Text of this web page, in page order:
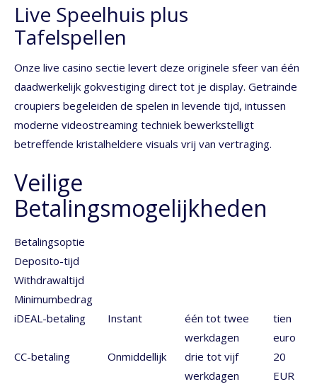
Live Speelhuis plus
Tafelspellen
Onze live casino sectie levert deze originele sfeer van één
daadwerkelijk gokvestiging direct tot je display. Getrainde
croupiers begeleiden de spelen in levende tijd, intussen
moderne videostreaming techniek bewerkstelligt
betreffende kristalheldere visuals vrij van vertraging.
Veilige
Betalingsmogelijkheden
Betalingsoptie
Deposito-tijd
Withdrawaltijd
Minimumbedrag
iDEAL-betaling
Instant
één tot twee
werkdagen
tien
euro
CC-betaling
Onmiddellijk
drie tot vijf
werkdagen
20
EUR